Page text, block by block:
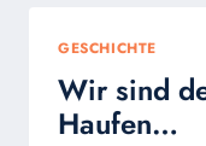
GESCHICHTE
Wir sind
Haufen…